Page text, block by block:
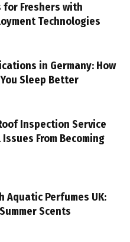
for Freshers with
Technologies
in Germany: How
Sleep Better
Inspection Service
From Becoming
Aquatic Perfumes UK:
Scents